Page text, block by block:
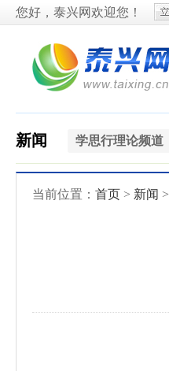
您好，泰兴网欢迎您！
新闻 学思行理论频道
当前位置： 首页 > 新闻 >